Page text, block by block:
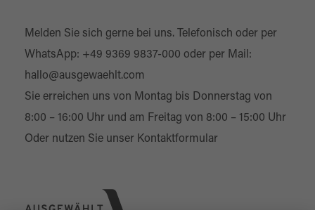
Melden Sie sich gerne bei uns. Telefonisch oder per
WhatsApp: +49 9369 9837-000 oder per Mail:
hallo@ausgewaehlt.com
Sie erreichen uns von Montag bis Donnerstag von
8:00 – 16:00 Uhr und am Freitag von 8:00 – 15:00 Uhr
Oder nutzen Sie unser Kontaktformular